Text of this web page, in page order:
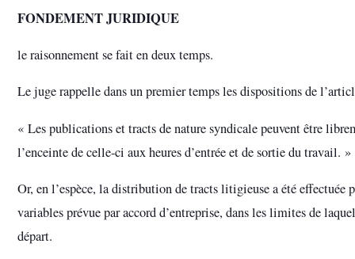
FONDEMENT JURIDIQUE
le raisonnement se fait en deux temps.
Le juge rappelle dans un premier temps les dispositions de
« Les publications et tracts de nature syndicale peuvent être
l’enceinte de celle-ci aux heures d’entrée et de sortie du travail. »
Or, en l’espèce, la distribution de tracts litigieuse a été effectuée
variables prévue par accord d’entreprise, dans les limites de
départ.